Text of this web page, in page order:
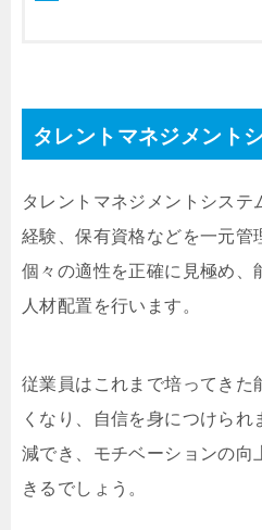
タレントマネジメント
タレントマネジメントシステ
経験、保有資格などを一元管
個々の適性を正確に見極め、
人材配置を行います。
従業員はこれまで培ってきた
くなり、自信を身につけら
減でき、モチベーションの向
きるでしょう。